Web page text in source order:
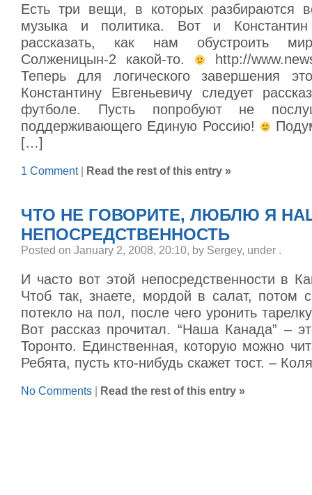
Есть три вещи, в которых разбираются
музыка и политика. Вот и
рассказать, как нам обустроить
Солженицын-2 какой-то.
http://
Теперь для логического завершения
Константину Евгеньевичу следует
футболе. Пусть попробуют не
поддерживающего Единую Россию!
[…]
1 Comment| Read the rest of this entry »
ЧТО НЕ ГОВОРИТЕ, ЛЮБЛЮ Я
НЕПОСРЕДСТВЕННОСТЬ
Posted on January 2, 2008, 20:10, by Sergey, under .
И часто вот этой непосредственности в
Чтоб так, знаете, мордой в салат, потом
потекло на пол, после чего уронить
Вот рассказ прочитал. “Наша Канада” –
Торонто. Единственная, которую можно
Ребята, пусть кто-нибудь скажет тост. –
No Comments Read the rest of this entry »